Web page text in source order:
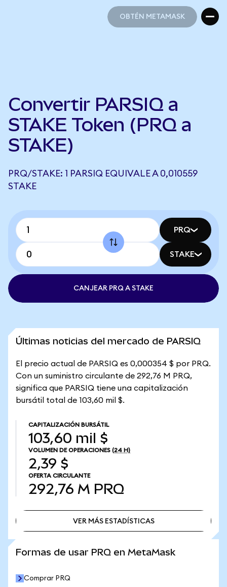
OBTÉN METAMASK
Convertir PARSIQ a
STAKE Token (PRQ a
STAKE)
PRQ/STAKE: 1 PARSIQ EQUIVALE A 0,010559
STAKE
PRQ
STAKE
CANJEAR PRQ A STAKE
Últimas noticias del mercado de PARSIQ
El precio actual de PARSIQ es 0,000354 $ por PRQ.
Con un suministro circulante de 292,76 M PRQ,
significa que PARSIQ tiene una capitalización
bursátil total de 103,60 mil $.
CAPITALIZACIÓN BURSÁTIL
103,60 mil $
VOLUMEN DE OPERACIONES (24 H)
2,39 $
OFERTA CIRCULANTE
292,76 M PRQ
VER MÁS ESTADÍSTICAS
Formas de usar PRQ en MetaMask
Comprar PRQ